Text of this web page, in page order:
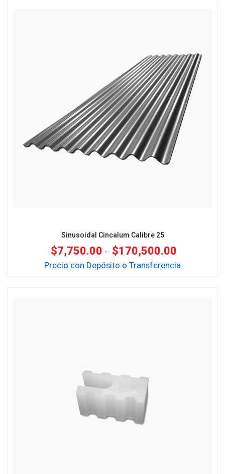
Sinusoidal Cincalum Calibre 25
$7,750.00 - $170,500.00
Precio con Depósito o Transferencia